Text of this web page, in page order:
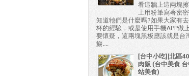
看這牆上這兩塊
上用粉筆寫著密
知道牠們是什麼嗎?如果大家有
杯的經驗，或是使用手機APP做
要懷疑，這兩塊黑板應該就是台
觴....
[台中小吃][北區
肉飯 (台中美食
站美食)